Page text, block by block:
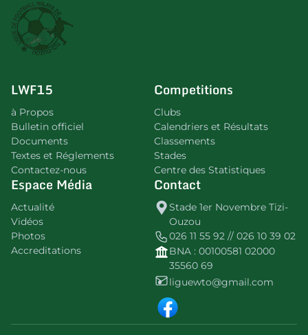
LWF15
à Propos
Bulletin officiel
Documents
Textes et Réglements
Contactez-nous
Competitions
Clubs
Calendriers et Résultats
Classements
Stades
Centre des Statistiques
Espace Média
Actualité
Vidéos
Photos
Accreditations
Contact
Stade 1er Novembre Tizi-
Ouzou
026 11 55 92 // 026 10 39 02
BNA : 00100581 02000
35560 69
liguewto@gmail.com